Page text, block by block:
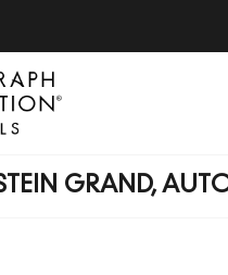
GRAND,